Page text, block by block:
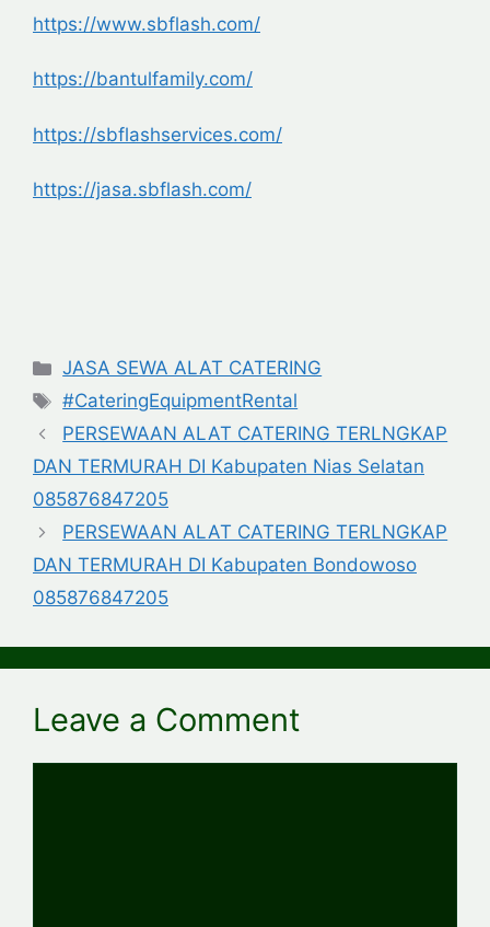
https://www.sbflash.com/
https://bantulfamily.com/
https://sbflashservices.com/
https://jasa.sbflash.com/
Categories
JASA SEWA ALAT CATERING
Tags
#CateringEquipmentRental
PERSEWAAN ALAT CATERING TERLNGKAP
DAN TERMURAH DI Kabupaten Nias Selatan
085876847205
PERSEWAAN ALAT CATERING TERLNGKAP
DAN TERMURAH DI Kabupaten Bondowoso
085876847205
Leave a Comment